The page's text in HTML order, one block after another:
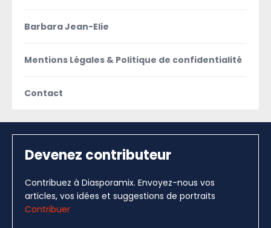
Barbara Jean-Elie
Mentions Légales & Politique de confidentialité
Contact
Devenez contributeur
Contribuez à Diasporamix. Envoyez-nous vos
articles, vos idées et suggestions de portraits
Contribuer